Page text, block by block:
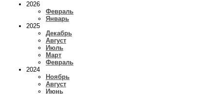
2026
Февраль
Январь
2025
Декабрь
Август
Июль
Март
Февраль
2024
Ноябрь
Август
Июнь